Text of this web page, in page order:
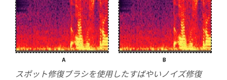
スポット修復ブラシを使用したすばやいノイズ修復